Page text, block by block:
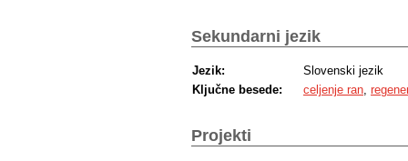
Sekundarni jezik
Jezik:
Slovenski jezik
Ključne besede:
celjenje ran
Projekti